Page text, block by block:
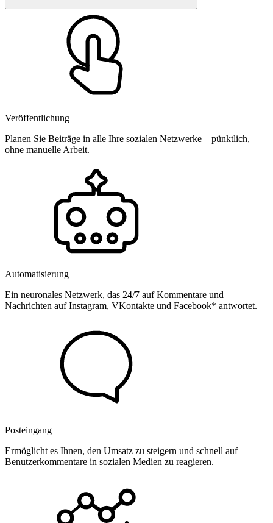
Veröffentlichung
Planen Sie Beiträge in alle Ihre sozialen Netzwerke – pünktlich,
ohne manuelle Arbeit.
Automatisierung
Ein neuronales Netzwerk, das 24/7 auf Kommentare und
Nachrichten auf Instagram, VKontakte und Facebook* antwortet.
Posteingang
Ermöglicht es Ihnen, den Umsatz zu steigern und schnell auf
Benutzerkommentare in sozialen Medien zu reagieren.